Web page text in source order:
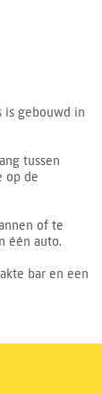
is gebouwd in
tussen
op de
of te
één auto.
bar en een